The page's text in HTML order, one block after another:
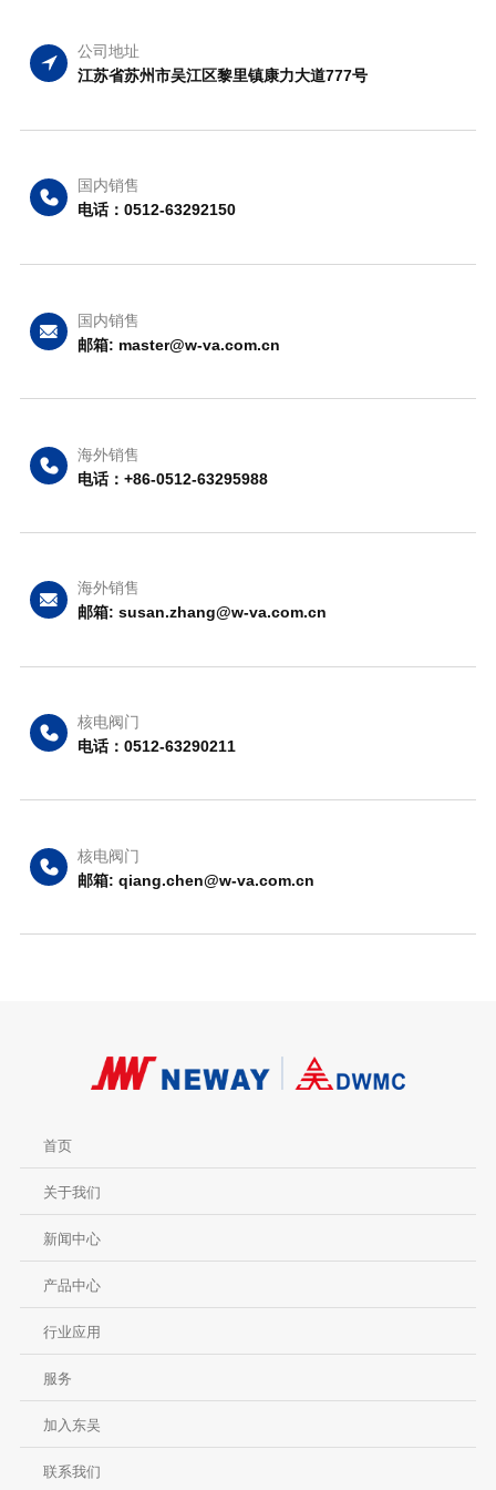
公司地址
江苏省苏州市吴江区黎里镇康力大道777号
国内销售
电话：0512-63292150
国内销售
邮箱: master@w-va.com.cn
海外销售
电话：+86-0512-63295988
海外销售
邮箱: susan.zhang@w-va.com.cn
核电阀门
电话：0512-63290211
核电阀门
邮箱: qiang.chen@w-va.com.cn
首页
关于我们
新闻中心
产品中心
行业应用
服务
加入东吴
联系我们